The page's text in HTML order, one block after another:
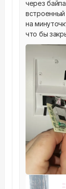
через
встроенный
на
что бы